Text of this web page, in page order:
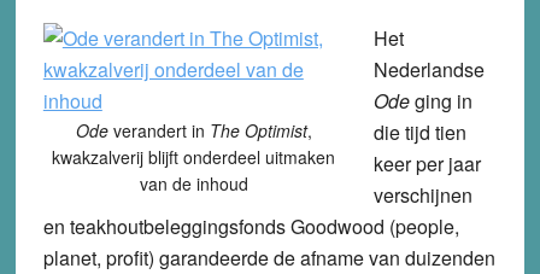
Odeverandert in The Optimist,
kwakzalverij blijft onderdeel uitmaken
van de inhoud
Het
Nederlandse
Odeging in
die tijd tien
keer per jaar
verschijnen
en teakhoutbeleggingsfonds Goodwood (people,
planet, profit) garandeerde de afname van duizenden